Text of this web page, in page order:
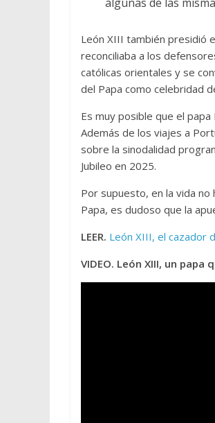
León XIII también presidió
reconciliaba a los
católicas orientales y se
del Papa como celebridad
Es muy posible que el
Además de los viajes a
sobre la sinodalidad
Jubileo en 2025.
Por supuesto, en la vida
Papa, es dudoso que la
LEER. León XIII, el cazador
VIDEO. León XIII, un papa